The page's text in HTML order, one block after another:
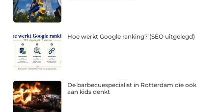
Hoe werkt Google ranking? (SEO uitgelegd)
De barbecuespecialist in Rotterdam die ook
aan kids denkt